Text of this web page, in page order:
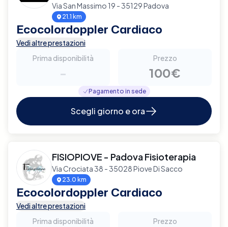
Via San Massimo 19 - 35129 Padova
21.1 km
Ecocolordoppler Cardiaco
Vedi altre prestazioni
Prima disponibilità
-
Prezzo
100€
Pagamento in sede
Scegli giorno e ora
FISIOPIOVE - Padova Fisioterapia
Via Crociata 38 - 35028 Piove Di Sacco
23.0 km
Ecocolordoppler Cardiaco
Vedi altre prestazioni
Prima disponibilità
Prezzo